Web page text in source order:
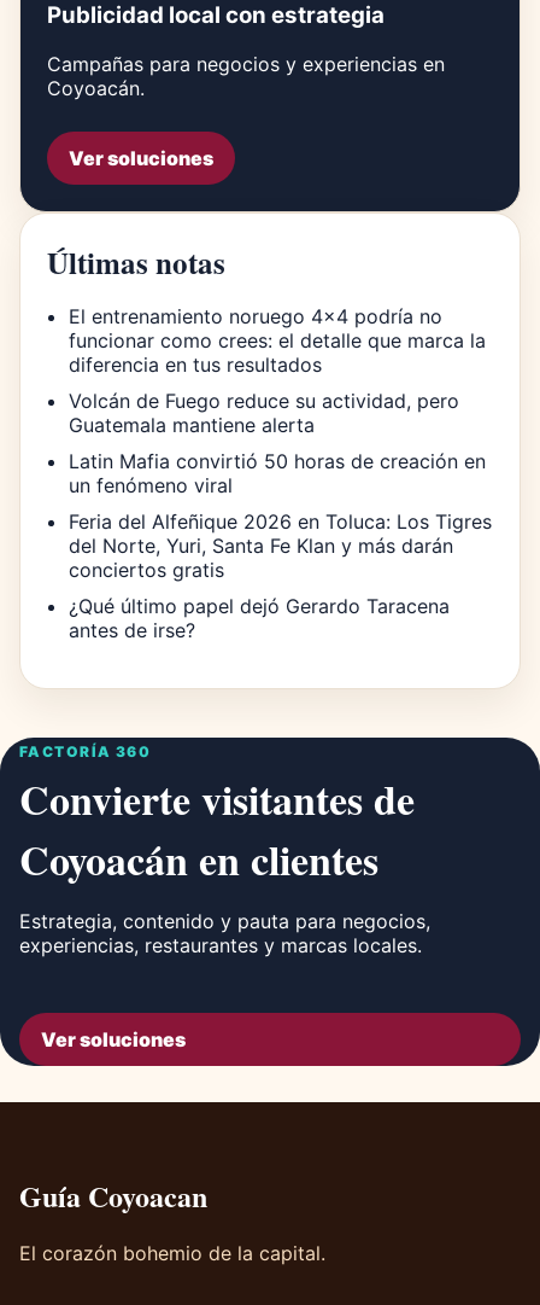
Publicidad local con estrategia
Campañas para negocios y experiencias en
Coyoacán.
Ver soluciones
Últimas notas
El entrenamiento noruego 4×4 podría no
funcionar como crees: el detalle que marca la
diferencia en tus resultados
Volcán de Fuego reduce su actividad, pero
Guatemala mantiene alerta
Latin Mafia convirtió 50 horas de creación en
un fenómeno viral
Feria del Alfeñique 2026 en Toluca: Los Tigres
del Norte, Yuri, Santa Fe Klan y más darán
conciertos gratis
¿Qué último papel dejó Gerardo Taracena
antes de irse?
FACTORÍA 360
Convierte visitantes de
Coyoacán en clientes
Estrategia, contenido y pauta para negocios,
experiencias, restaurantes y marcas locales.
Ver soluciones
Guía Coyoacan
El corazón bohemio de la capital.